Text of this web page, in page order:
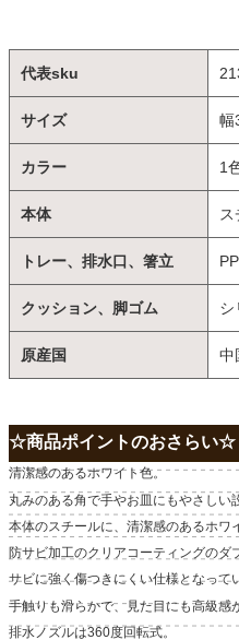
代表sku
サイズ 幅
カラー 1
本体 ス
トレー、排水口、箸立 PP
クッション、脚ゴム シ
原産国 中
☆商品ポイントのおさらい☆
清潔感のあるホワイト色。
丸みのある角で手やお皿にもやさしい
本体のスチールに、清潔感のあるホワ
防サビ加工のクリアコーティングのダ
サビに強く傷つきにくい仕様となって
手触りも滑らかで、見た目にも高級感
排水ノズルは360度回転式。